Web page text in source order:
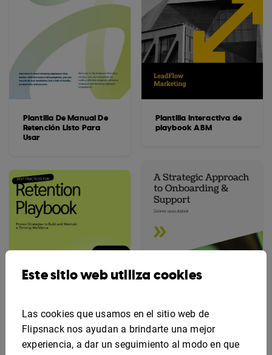
Plantilla De Manual De
Retención Listo Para
Usar
Plantilla interactiva de
playbook ABM
Plantilla de manual
Este sitio web utiliza cookies
Las cookies que usamos en el sitio web de
Flipsnack nos ayudan a brindarte una mejor
experiencia, a dar un seguimiento al modo en que